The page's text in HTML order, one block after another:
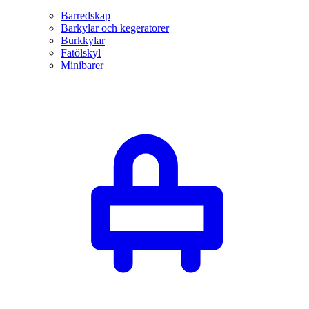
Barredskap
Barkylar och kegeratorer
Burkkylar
Fatölskyl
Minibarer